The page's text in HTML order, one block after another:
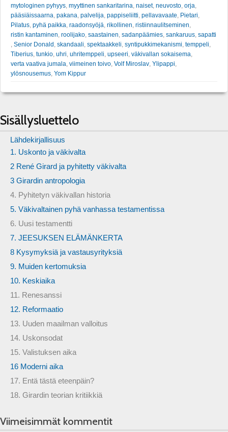
mytologinen pyhyys myyttinen sankaritarina naiset, neuvosto orja
pääsiäissaarna pakana palvelija pappiseliitti pellavavaate Pietari
Pilatus pyhä paikka raadonsyöjä rikollinen ristiinnaulitseminen
ristin kantaminen roolijako saastainen sadanpäämies sankaruus sapatti
Senior Donald skandaali spektaakkeli syntipukkimekanismi temppeli
Tiberius tunkio uhri uhritemppeli upseeri väkivallan sokaisema
verta vaativa jumala viimeinen toivo Volf Miroslav Ylipappi
ylösnousemus Yom Kippur
Sisällysluettelo
Lähdekirjallisuus
1. Uskonto ja väkivalta
2 René Girard ja pyhitetty väkivalta
3 Girardin antropologia
4. Pyhitetyn väkivallan historia
5. Väkivaltainen pyhä vanhassa testamentissa
6. Uusi testamentti
7. JEESUKSEN ELÄMÄNKERTA
8 Kysymyksiä ja vastausyrityksiä
9. Muiden kertomuksia
10. Keskiaika
11. Renesanssi
12. Reformaatio
13. Uuden maailman valloitus
14. Uskonsodat
15. Valistuksen aika
16 Moderni aika
17. Entä tästä eteenpäin?
18. Girardin teorian kritiikkiä
Viimeisimmät kommentit